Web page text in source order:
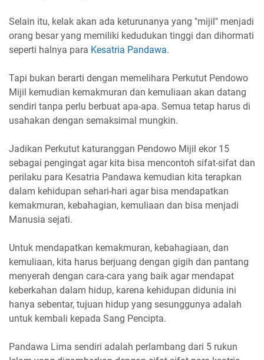
Selain itu, kelak akan ada keturunanya yang "mijil" menjadi
orang besar yang memiliki kedudukan tinggi dan dihormati
seperti halnya para Kesatria Pandawa.
Tapi bukan berarti dengan memelihara Perkutut Pendowo
Mijil kemudian kemakmuran dan kemuliaan akan datang
sendiri tanpa perlu berbuat apa-apa. Semua tetap harus di
usahakan dengan semaksimal mungkin.
Jadikan Perkutut katuranggan Pendowo Mijil ekor 15
sebagai pengingat agar kita bisa mencontoh sifat-sifat dan
perilaku para Kesatria Pandawa kemudian kita terapkan
dalam kehidupan sehari-hari agar bisa mendapatkan
kemakmuran, kebahagian, kemuliaan dan bisa menjadi
Manusia sejati.
Untuk mendapatkan kemakmuran, kebahagiaan, dan
kemuliaan, kita harus berjuang dengan gigih dan pantang
menyerah dengan cara-cara yang baik agar mendapat
keberkahan dalam hidup, karena kehidupan didunia ini
hanya sebentar, tujuan hidup yang sesunggunya adalah
untuk kembali kepada Sang Pencipta.
Pandawa Lima sendiri adalah perlambang dari 5 rukun